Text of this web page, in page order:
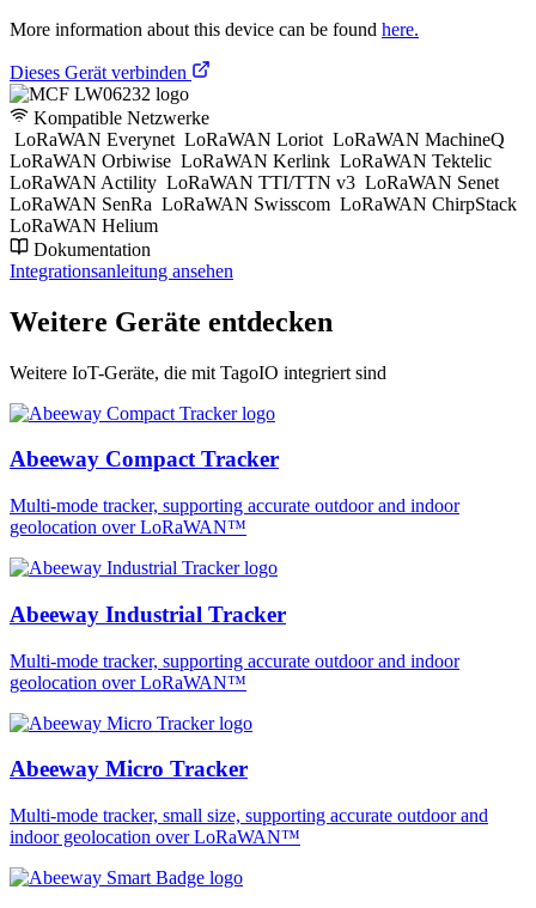
More information about this device can be found here.
Dieses Gerät verbinden
Kompatible Netzwerke
LoRaWAN Everynet LoRaWAN Loriot LoRaWAN MachineQ
LoRaWAN Orbiwise LoRaWAN Kerlink LoRaWAN Tektelic
LoRaWAN Actility LoRaWAN TTI/TTN v3 LoRaWAN Senet
LoRaWAN SenRa LoRaWAN Swisscom LoRaWAN ChirpStack
LoRaWAN Helium
Dokumentation
Integrationsanleitung ansehen
Weitere Geräte entdecken
Weitere IoT-Geräte, die mit TagoIO integriert sind
Abeeway Compact Tracker
Multi-mode tracker, supporting accurate outdoor and indoor
geolocation over LoRaWAN™
Abeeway Industrial Tracker
Multi-mode tracker, supporting accurate outdoor and indoor
geolocation over LoRaWAN™
Abeeway Micro Tracker
Multi-mode tracker, small size, supporting accurate outdoor and
indoor geolocation over LoRaWAN™